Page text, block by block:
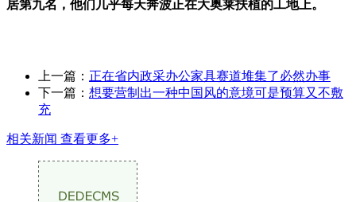
居第九名，他们几乎每天奔波正在大奥莱扶植的工地上。
上一篇： 正在省内政采办公家具赛道堆集了必然办事
下一篇： 想要营制出一种中国风的意境可是预算又不敷
充
相关新闻 查看更多+